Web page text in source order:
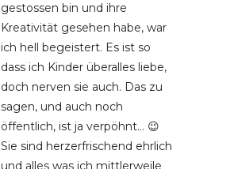
gestossen bin und ihre
Kreativität gesehen habe, war
ich hell begeistert. Es ist so
dass ich Kinder überalles liebe,
doch nerven sie auch. Das zu
sagen, und auch noch
öffentlich, ist ja verpöhnt… 😉
Sie sind herzerfrischend ehrlich
und alles was ich mittlerweile